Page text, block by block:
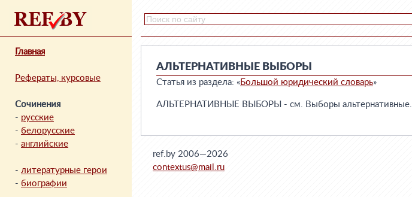
Главная
Рефераты, курсовые
Сочинения
- русские
- белорусские
- английские
- литературные герои
- биографии
АЛЬТЕРНАТИВНЫЕ ВЫБОРЫ
Статья из раздела: «Большой юридический словарь»
АЛЬТЕРНАТИВНЫЕ ВЫБОРЫ - см. Выборы альтернативные.
ref.by 2006—2026
contextus@mail.ru